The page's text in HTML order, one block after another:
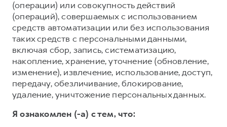
(операции) или совокупность действий
(операций), совершаемых с использованием
средств автоматизации или без использования
таких средств с персональными данными,
включая сбор, запись, систематизацию,
накопление, хранение, уточнение (обновление,
изменение), извлечение, использование, доступ,
передачу, обезличивание, блокирование,
удаление, уничтожение персональных данных.
Я ознакомлен (-а) с тем, что: